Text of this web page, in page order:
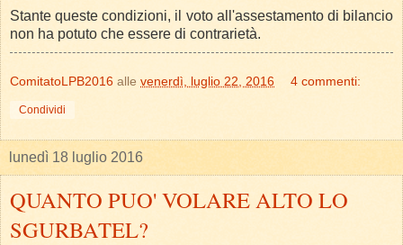
Stante queste condizioni, il voto all'assestamento di bilancio
non ha potuto che essere di contrarietà.
ComitatoLPB2016 alle venerdì, luglio 22, 2016 4 commenti:
Condividi
lunedì 18 luglio 2016
QUANTO PUO' VOLARE ALTO LO
SGURBATEL?